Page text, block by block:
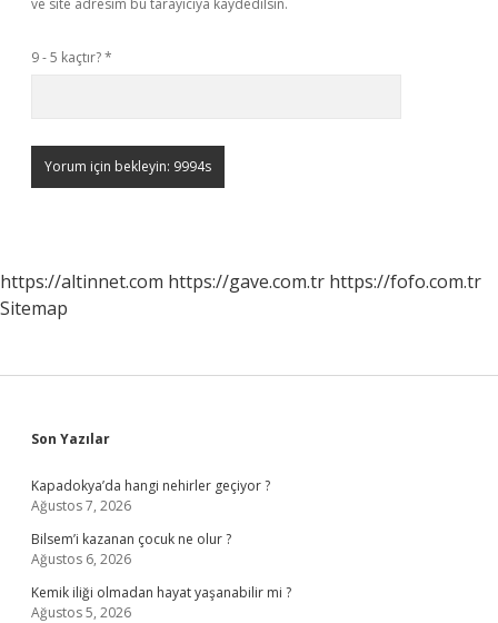
ve site adresim bu tarayıcıya kaydedilsin.
9 - 5 kaçtır?*
https://altinnet.com https://gave.com.tr https://fofo.com.tr
Sitemap
Sidebar
Son Yazılar
Kapadokya’da hangi nehirler geçiyor ?
Ağustos 7, 2026
Bilsem’i kazanan çocuk ne olur ?
Ağustos 6, 2026
Kemik iliği olmadan hayat yaşanabilir mi ?
Ağustos 5, 2026